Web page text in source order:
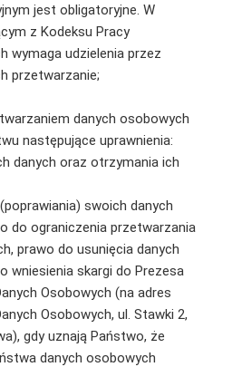
jest obligatoryjne. W
z Kodeksu Pracy
wymaga udzielenia przez
przetwarzanie;
danych osobowych
następujące uprawnienia:
danych oraz otrzymania ich
swoich danych
do ograniczenia przetwarzania
prawo do usunięcia danych
wniesienia skargi do Prezesa
Osobowych (na adres
Osobowych, ul. Stawki 2,
gdy uznają Państwo, że
danych osobowych